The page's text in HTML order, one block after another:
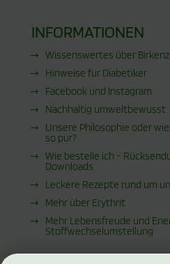
INFORMATIONEN
Wissenswertes über
Hinweise für Diabetiker
Facebook und Instagram
Nachhaltig umweltbewusst
Unsere Philosophie oder
so pur?
Wie bestelle ich -
Downloads
Leckere Rezepte rund um
Mehr über Erythrit
Mehr Lebensfreude und
Stoffwechselumstellung